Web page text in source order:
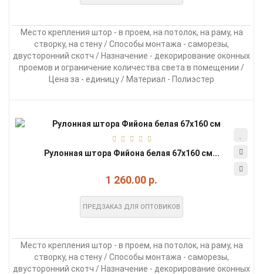
Место крепления штор - в проем, на потолок, на раму, на
створку, на стену / Способы монтажа - саморезы,
двусторонний скотч / Назначение - декорирование оконных
проемов и ограничение количества света в помещении /
Цена за - единицу / Материал - Полиэстер
Рулонная штора Фийона белая 67х160 см...
1 260.00 р.
ПРЕДЗАКАЗ ДЛЯ ОПТОВИКОВ
Место крепления штор - в проем, на потолок, на раму, на
створку, на стену / Способы монтажа - саморезы,
двусторонний скотч / Назначение - декорирование оконных